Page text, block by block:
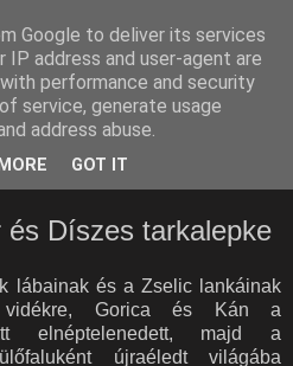
és Díszes tarkalepke
lábainak és a Zselic lankáinak
vidékre, Gorica és Kán a
elnéptelenedett, majd a
újraéledt világába
Google to deliver its services
IP address and user-agent are
performance and security
service, generate usage
address abuse.
GOT IT